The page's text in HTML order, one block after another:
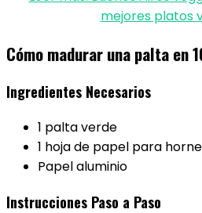
mejores platos
Cómo madurar una palta en
Ingredientes Necesarios
1 palta verde
1 hoja de papel para
Papel aluminio
Instrucciones Paso a Paso